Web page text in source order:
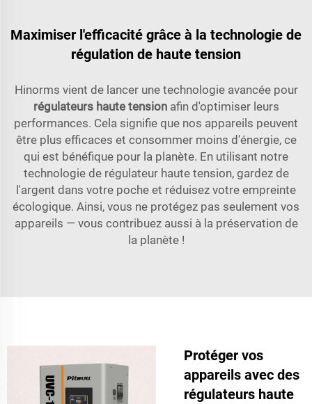
Maximiser l'efficacité grâce à la technologie de
régulation de haute tension
Hinorms vient de lancer une technologie avancée pour
régulateurs haute tension afin d'optimiser leurs
performances. Cela signifie que nos appareils peuvent
être plus efficaces et consommer moins d'énergie, ce
qui est bénéfique pour la planète. En utilisant notre
technologie de régulateur haute tension, gardez de
l'argent dans votre poche et réduisez votre empreinte
écologique. Ainsi, vous ne protégez pas seulement vos
appareils — vous contribuez aussi à la préservation de
la planète !
Protéger vos
appareils avec des
régulateurs haute